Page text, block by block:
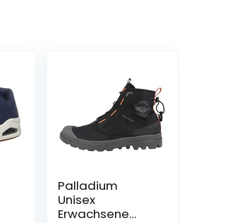
Palladium
Unisex
Erwachsene